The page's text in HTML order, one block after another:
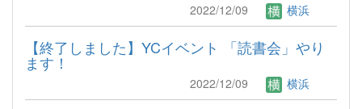
2022/12/09 横浜
【終了しました】YCイベント 「読書会」やり
ます！
2022/12/09 横浜